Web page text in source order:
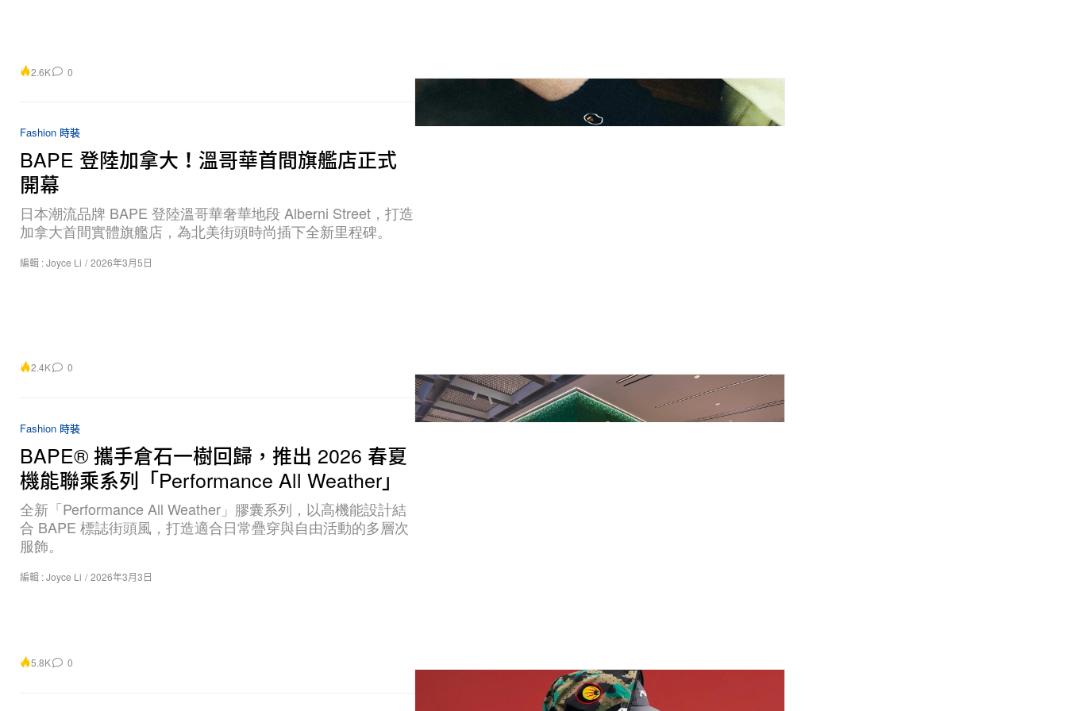
2.6K 0
Fashion 時裝
BAPE 登陸加拿大！溫哥華首間旗艦店正式
開幕
日本潮流品牌 BAPE 登陸溫哥華奢華地段 Alberni Street，打造
加拿大首間實體旗艦店，為北美街頭時尚插下全新里程碑。
編輯 :Joyce Li / 2026年3月5日
2.4K 0
Fashion 時裝
BAPE® 攜手倉石一樹回歸，推出 2026 春夏
機能聯乘系列「Performance All Weather」
全新「Performance All Weather」膠囊系列，以高機能設計結
合 BAPE 標誌街頭風，打造適合日常疊穿與自由活動的多層次
服飾。
編輯 :Joyce Li / 2026年3月3日
5.8K 0